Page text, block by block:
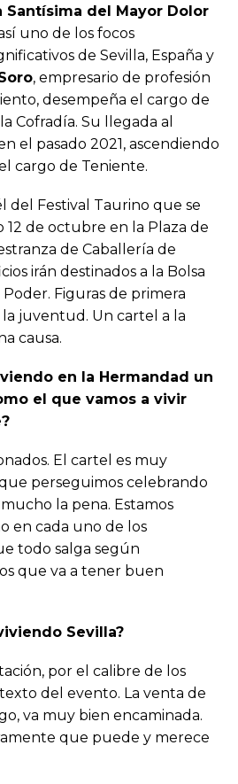
Santísima del Mayor Dolor
uno de los focos
de Sevilla, España y
, empresario de profesión
desempeña el cargo de
Cofradía. Su llegada al
el pasado 2021, ascendiendo
cargo de Teniente.
del Festival Taurino que se
12 de octubre en la Plaza de
de Caballería de
irán destinados a la Bolsa
Figuras de primera
la juventud. Un cartel a la
causa.
en la Hermandad un
el que vamos a vivir
El cartel es muy
perseguimos celebrando
la pena. Estamos
en cada uno de los
todo salga según
que va a tener buen
Sevilla?
por el calibre de los
del evento. La venta de
va muy bien encaminada.
que puede y merece